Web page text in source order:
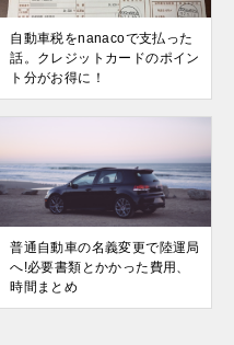
自動車税をnanacoで支払った
話。クレジットカードのポイン
ト分がお得に！
普通自動車の名義変更で陸運局
へ!必要書類とかかった費用、
時間まとめ